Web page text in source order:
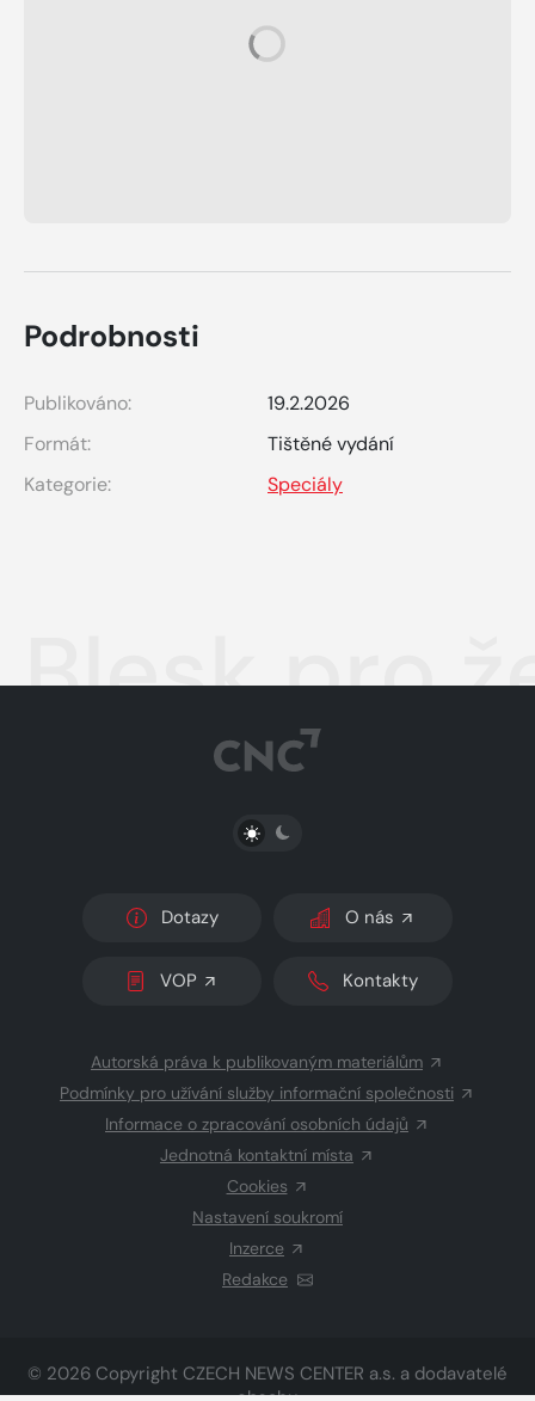
Podrobnosti
Publikováno:
19.2.2026
Formát:
Tištěné vydání
Kategorie:
Speciály
Blesk pro
PŘEPNOUT SVĚTLÝ/TMAVÝ REŽIM
Dotazy O nás
VOP Kontakty
Autorská práva k publikovaným materiálům
Podmínky pro užívání služby informační společnosti
Informace o zpracování osobních údajů
Jednotná kontaktní místa
Cookies
Nastavení soukromí
Inzerce
Redakce
© 2026 Copyright CZECH NEWS CENTER a.s. a dodavatelé